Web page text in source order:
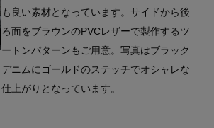
も良い素材となっています。サイドから後
ろ面をブラウンのPVCレザーで製作するツ
ートンパターンもご用意。写真はブラック
デニムにゴールドのステッチでオシャレな
仕上がりとなっています。